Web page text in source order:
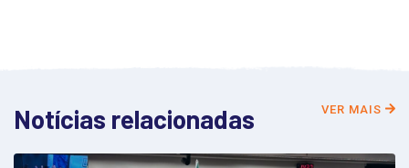
Notícias relacionadas VER MAIS